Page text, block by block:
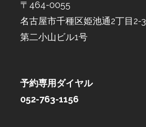
〒464-0055
名古屋市千種区姫池通2丁目2-3
第二小山ビル1号
予約専用ダイヤル
052-763-1156